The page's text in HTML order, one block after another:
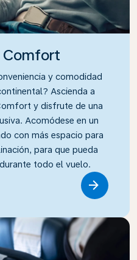
Comfort
y comodidad
Ascienda a
y disfrute de una
Acomódese en un
con más espacio para
para que pueda
todo el vuelo.